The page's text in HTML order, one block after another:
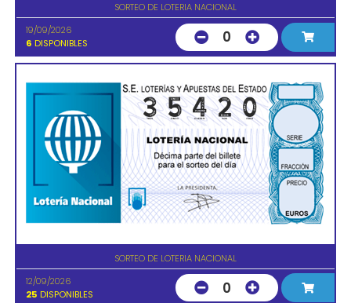
SORTEO DE LOTERIA NACIONAL
19/09/2026
6 DISPONIBLES 0
SORTEO DE LOTERIA NACIONAL
12/09/2026
25 DISPONIBLES 0